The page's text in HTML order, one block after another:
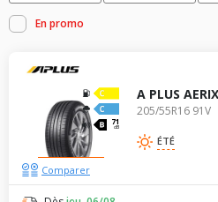
Marque
Saison
En promo
71
dB
A PLUS
205/55R16 91V
ÉTÉ
Comparer